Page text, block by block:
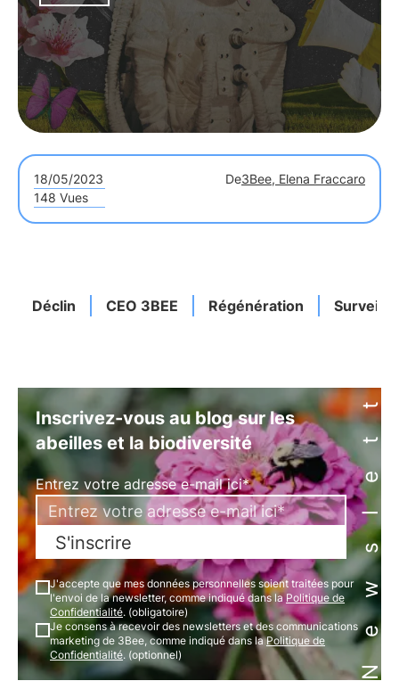
l'économie internationale.
18/05/2023 De3Bee, Elena Fraccaro
148 Vues
Déclin CEO 3BEE Régénération Newsletter
Inscrivez-vous au blog sur les
abeilles et la biodiversité
Entrez votre adresse e-mail ici*
S'inscrire
J'accepte que mes données personnelles soient traitées pour
l'envoi de la newsletter, comme indiqué dans laPolitique de
Confidentialité. (obligatoire)
Je consens à recevoir des newsletters et des communications
marketing de 3Bee, comme indiqué dans laPolitique de
Confidentialité. (optionnel)